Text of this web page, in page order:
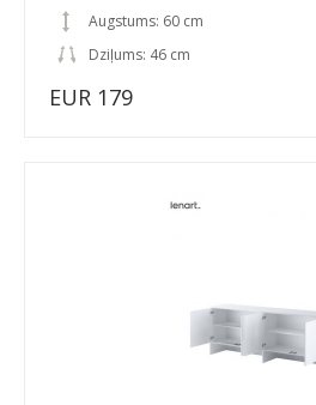
Augstums: 60 cm
Dziļums: 46 cm
EUR 179